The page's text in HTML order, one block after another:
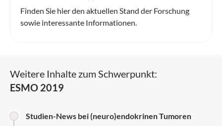
Finden Sie hier den aktuellen Stand der Forschung
sowie interessante Informationen.
Weitere Inhalte zum Schwerpunkt:
ESMO 2019
Studien-News bei (neuro)endokrinen Tumoren